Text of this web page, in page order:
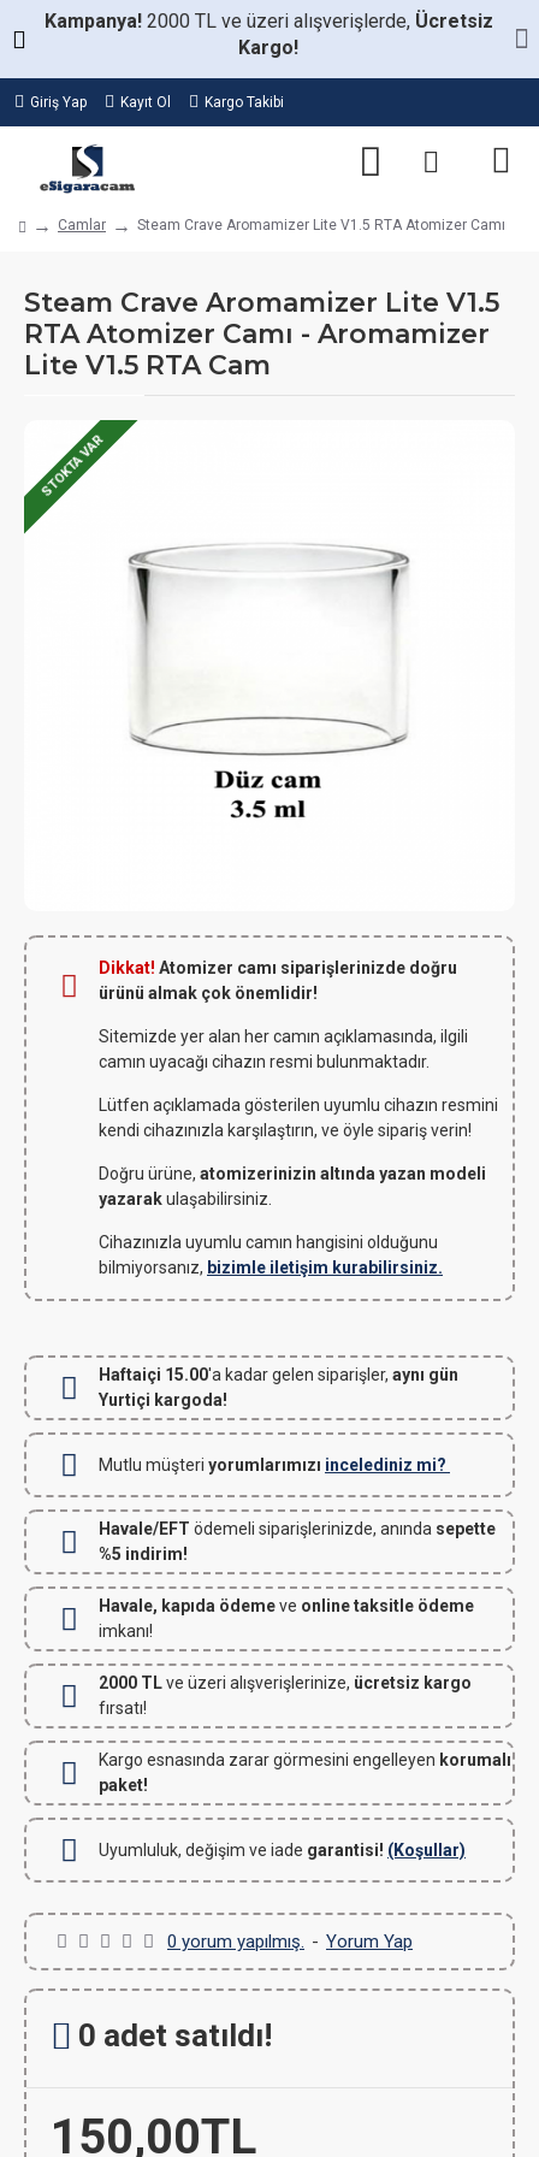
Kampanya! 2000 TL ve üzeri alışverişlerde, Ücretsiz
Kargo!
Giriş Yap Kayıt Ol Kargo Takibi
Camlar Steam Crave Aromamizer Lite V1.5 RTA Atomizer Camı
Steam Crave Aromamizer Lite V1.5
RTA Atomizer Camı - Aromamizer
Lite V1.5 RTA Cam
STOKTA VAR
Dikkat! Atomizer camı siparişlerinizde doğru
ürünü almak çok önemlidir!
Sitemizde yer alan her camın açıklamasında, ilgili
camın uyacağı cihazın resmi bulunmaktadır.
Lütfen açıklamada gösterilen uyumlu cihazın resmini
kendi cihazınızla karşılaştırın, ve öyle sipariş verin!
Doğru ürüne, atomizerinizin altında yazan modeli
yazarakulaşabilirsiniz.
Cihazınızla uyumlu camın hangisini olduğunu
bilmiyorsanız, bizimle iletişim kurabilirsiniz.
Haftaiçi 15.00'a kadar gelen siparişler, aynı gün
Yurtiçi kargoda!
Mutlu müşteri yorumlarımızı incelediniz mi?
Havale/EFT ödemeli siparişlerinizde, anında sepette
%5 indirim!
Havale, kapıda ödemeve online taksitle ödeme
imkanı!
2000 TLve üzeri alışverişlerinize, ücretsiz kargo
fırsatı!
Kargo esnasında zarar görmesini engelleyen korumalı
paket!
Uyumluluk, değişim ve iade garantisi! (Koşullar)
0 yorum yapılmış. - Yorum Yap
150,00TL
0 adet satıldı!